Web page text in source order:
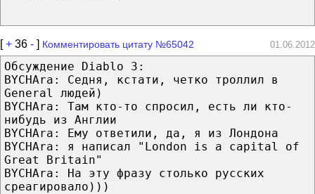
[+ 36 - ] Комментировать цитату №65042 01.06.2012
Обсуждение Diablo 3:
BYCHAra: Седня, кстати, четко троллил в
General людей)
BYCHAra: Там кто-то спросил, есть ли кто-
нибудь из Англии
BYCHAra: Ему ответили, да, я из Лондона
BYCHAra: я написал "London is a capital of
Great Britain"
BYCHAra: На эту фразу столько русских
среагировало)))